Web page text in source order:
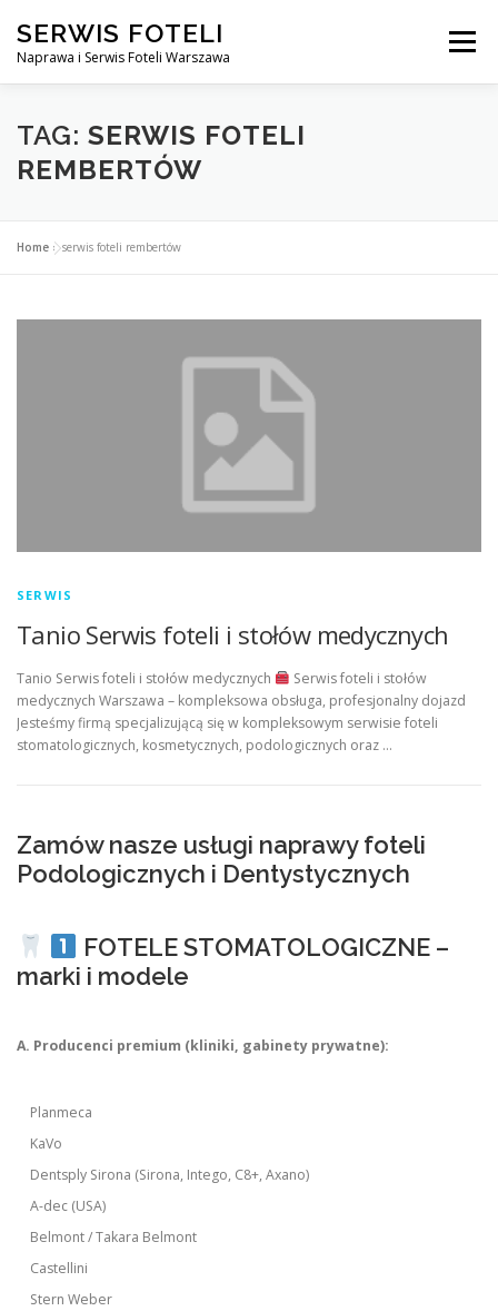
treści
SERWIS FOTELI
Naprawa i Serwis Foteli Warszawa
Menu
NAPRAWA FOTELI DENTYSTYCZNE I MEDYCZNE
TAG: SERWIS FOTELI
REMBERTÓW
Home »serwis foteli rembertów
SERWIS
Tanio Serwis foteli i stołów medycznych
Tanio Serwis foteli i stołów medycznych
Serwis foteli i stołów
medycznych Warszawa – kompleksowa obsługa, profesjonalny dojazd
Jesteśmy firmą specjalizującą się w kompleksowym serwisie foteli
stomatologicznych, kosmetycznych, podologicznych oraz …
Zamów nasze usługi naprawy foteli
Podologicznych i Dentystycznych
FOTELE STOMATOLOGICZNE –
marki i modele
A. Producenci premium (kliniki, gabinety prywatne):
Planmeca
KaVo
Dentsply Sirona (Sirona, Intego, C8+, Axano)
A-dec (USA)
Belmont / Takara Belmont
Castellini
Stern Weber